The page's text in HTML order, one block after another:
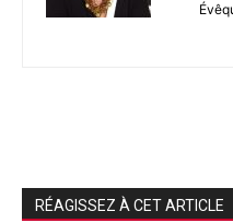
RÉAGISSEZ À CET ARTICLE